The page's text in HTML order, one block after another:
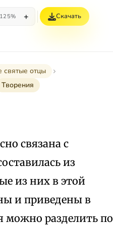
125% + Скачать
святые отцы
Творения
связана с
из
из них в этой
и приведены в
можно разделить по